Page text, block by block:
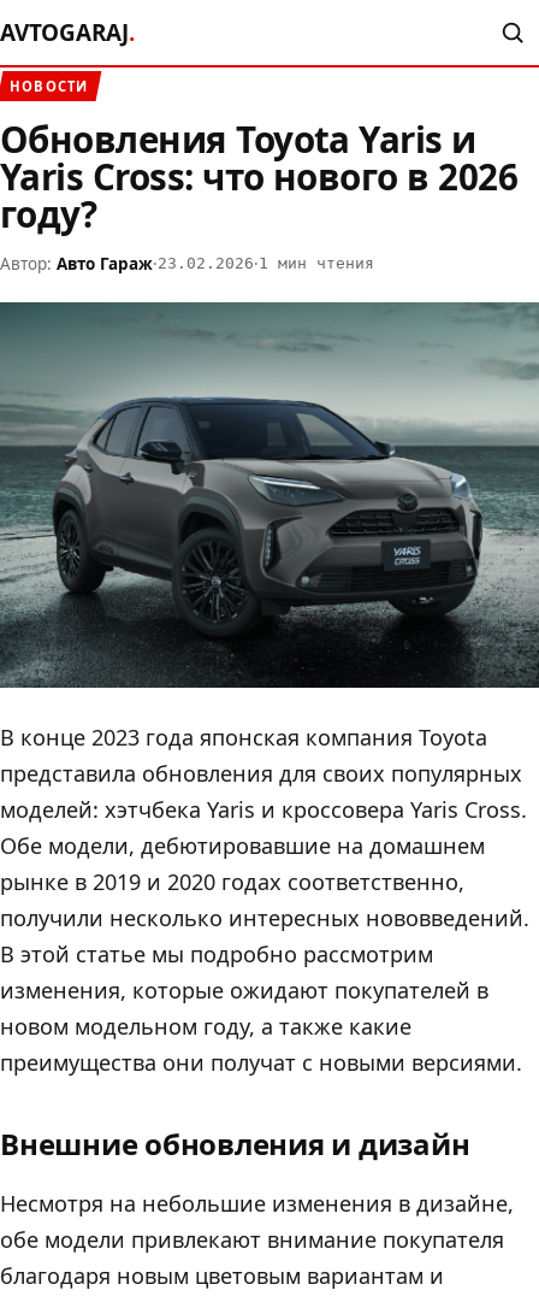
AVTOGARAJ.
НОВОСТИ
Обновления Toyota Yaris и
Yaris Cross: что нового в 2026
году?
Автор: Авто Гараж·23.02.2026·1 мин чтения
В конце 2023 года японская компания Toyota
представила обновления для своих популярных
моделей: хэтчбека Yaris и кроссовера Yaris Cross.
Обе модели, дебютировавшие на домашнем
рынке в 2019 и 2020 годах соответственно,
получили несколько интересных нововведений.
В этой статье мы подробно рассмотрим
изменения, которые ожидают покупателей в
новом модельном году, а также какие
преимущества они получат с новыми версиями.
Внешние обновления и дизайн
Несмотря на небольшие изменения в дизайне,
обе модели привлекают внимание покупателя
благодаря новым цветовым вариантам и